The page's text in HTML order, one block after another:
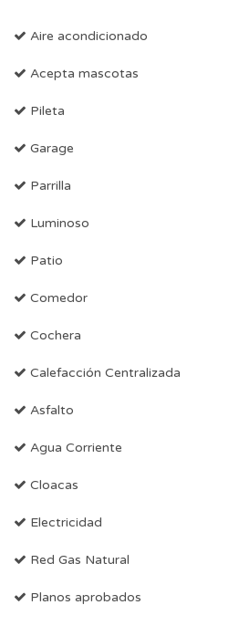
Aire acondicionado
Acepta mascotas
Pileta
Garage
Parrilla
Luminoso
Patio
Comedor
Cochera
Calefacción Centralizada
Asfalto
Agua Corriente
Cloacas
Electricidad
Red Gas Natural
Planos aprobados